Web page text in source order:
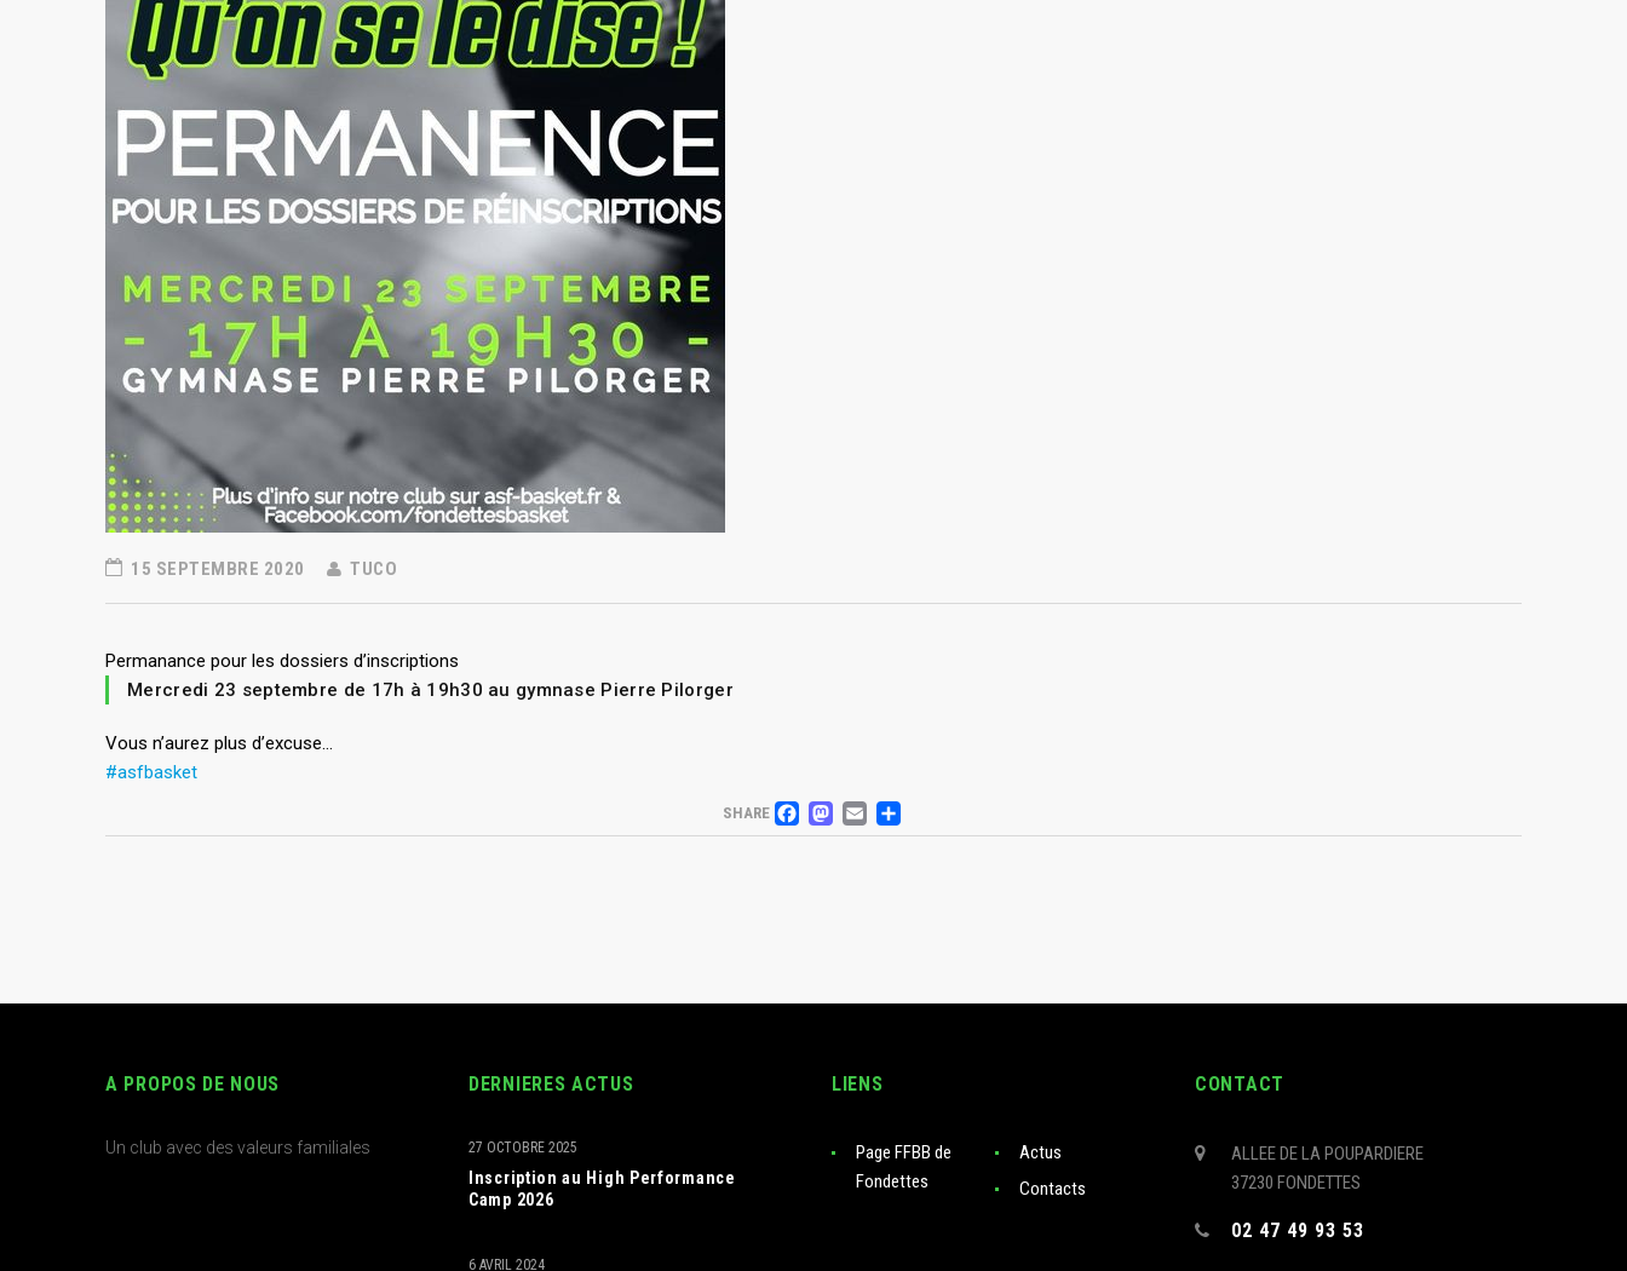
15 SEPTEMBRE 2020 TUCO
Permanance pour les dossiers d’inscriptions
Mercredi 23 septembre de 17h à 19h30 au gymnase Pierre Pilorger
Vous n’aurez plus d’excuse…
#asfbasket
SHARE FACEBOOK
MASTODON
EMAIL
PARTAGER
A PROPOS DE NOUS
Un club avec des valeurs familiales
DERNIERES ACTUS
Inscription au High Performance
Camp 2026
27 OCTOBRE 2025
6 AVRIL 2024
LIENS
Page FFBB de
Fondettes
Actus
Contacts
CONTACT
ALLEE DE LA POUPARDIERE
37230 FONDETTES
02 47 49 93 53